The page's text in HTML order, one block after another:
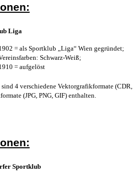
Liga
= als Sportklub „Liga“ Wien gegründet;
Schwarz-Weiß;
= aufgelöst
4 verschiedene Vektorgrafikformate (CDR,
(JPG, PNG, GIF) enthalten.
Sportklub